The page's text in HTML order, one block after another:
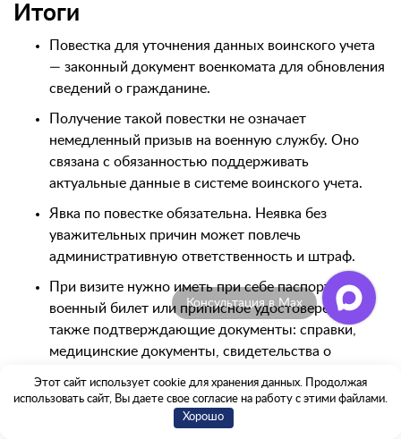
Итоги
Повестка для уточнения данных воинского учета
— законный документ военкомата для обновления
сведений о гражданине.
Получение такой повестки не означает
немедленный призыв на военную службу. Оно
связана с обязанностью поддерживать
актуальные данные в системе воинского учета.
Явка по повестке обязательна. Неявка без
уважительных причин может повлечь
административную ответственность и штраф.
При визите нужно иметь при себе паспорт,
военный билет или приписное удостоверение, а
также подтверждающие документы: справки,
медицинские документы, свидетельства о
Если вам предлагают пройти медицинское
освидетельствование, просите письменное
Консультация в Max
Этот сайт использует cookie для хранения данных. Продолжая
использовать сайт, Вы даете свое согласие на работу с этими файлами.
Хорошо